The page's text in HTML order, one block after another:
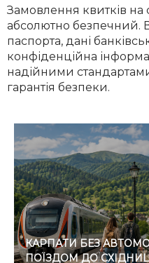
Замовлення квитків на
абсолютно безпечний.
паспорта, дані
конфіденційна
надійними
гарантія безпеки.
КАРПАТИ БЕЗ
ПОЇЗДОМ ДО